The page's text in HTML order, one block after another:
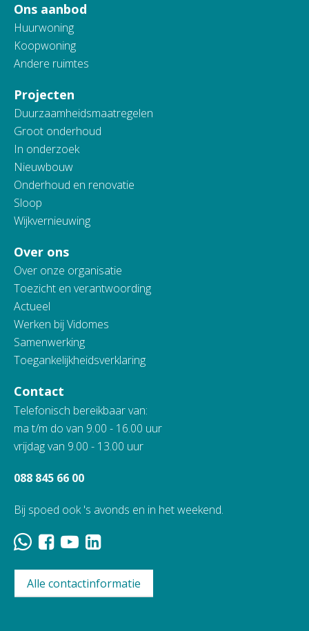
Ons aanbod
Huurwoning
Koopwoning
Andere ruimtes
Projecten
Duurzaamheidsmaatregelen
Groot onderhoud
In onderzoek
Nieuwbouw
Onderhoud en renovatie
Sloop
Wijkvernieuwing
Over ons
Over onze organisatie
Toezicht en verantwoording
Actueel
Werken bij Vidomes
Samenwerking
Toegankelijkheidsverklaring
Contact
Telefonisch bereikbaar van:
ma t/m do van 9.00 - 16.00 uur
vrijdag van 9.00 - 13.00 uur
088 845 66 00
Bij spoed ook 's avonds en in het weekend.
Alle contactinformatie